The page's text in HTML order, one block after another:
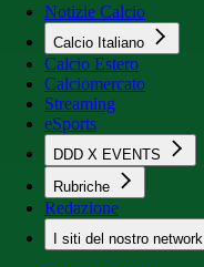
Notizie Calcio
Calcio Italiano
Calcio Estero
Calciomercato
Streaming
eSports
DDD X EVENTS
Rubriche
Redazione
I siti del nostro network